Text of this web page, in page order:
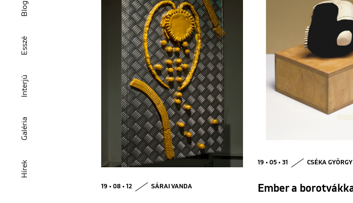
Hírek
Galéria
Interjú
Esszé
Blog
19 • 08 • 12 SÁRAI VANDA
19 • 05 • 31 CSÉKA GYÖRGY
Ember a